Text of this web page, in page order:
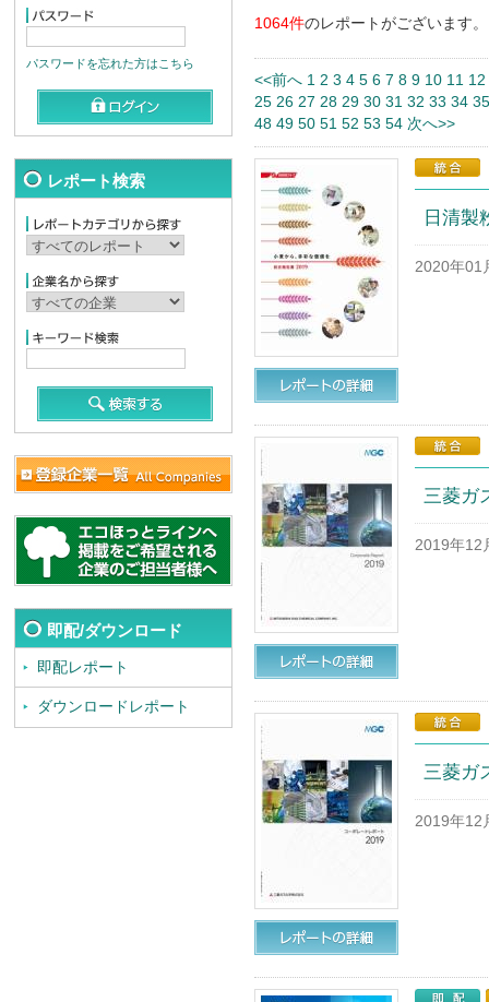
パスワードを忘れた方はこちら
レポート検索
即配/ダウンロード
即配レポート
ダウンロードレポート
1064件のレポートがございます。
<<前へ 1 2 3 4 5 6 7 8 9 10 11 12
25 26 27 28 29 30 31 32 33 34 35
48 49 50 51 52 53 54 次へ>>
日清製
2020年01
三菱ガ
2019年12
三菱ガ
2019年12